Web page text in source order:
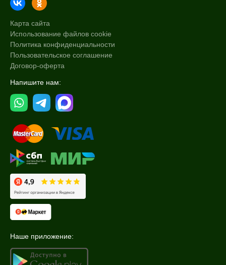
Ингредиенты
DMAE
EGF
Показать еще
Вечер
День
Показать еще
Процедура
Пилинг
Уровень SPF защиты
Карта сайта
Использование файлов cookie
Политика конфиденциальности
Пользовательское соглашение
Договор-оферта
Напишите нам:
Наше приложение: